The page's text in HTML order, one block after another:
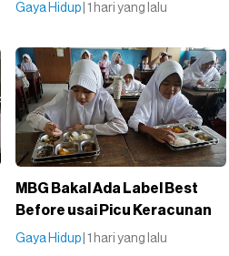
Gaya Hidup | 1 hari yang lalu
MBG Bakal Ada Label Best
Before usai Picu Keracunan
Gaya Hidup | 1 hari yang lalu